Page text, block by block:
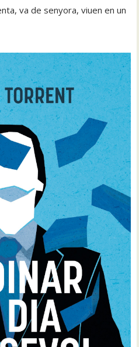
va de senyora, viuen en un